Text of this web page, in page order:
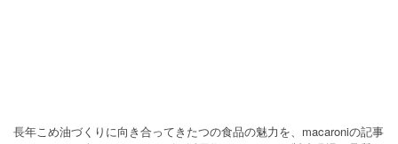
長年こめ油づくりに向き合ってきたつの食品の魅力を、macaroniの記事